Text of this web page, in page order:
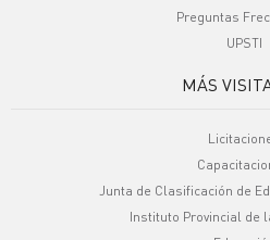
Preguntas
UPSTI
MÁS
Junta de Clasificación de
Instituto Provincial de